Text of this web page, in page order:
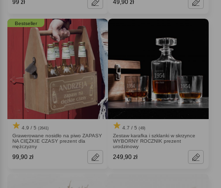
99 zł 49,90 zł
Bestseller
4.9 / 5 (2641)
Grawerowane nosidło na piwo ZAPASY
NA CIĘŻKIE CZASY prezent dla
mężczyzny
99,90 zł
4.7 / 5 (49)
Zestaw karafka i szklanki w skrzynce
WYBORNY ROCZNIK prezent
urodzinowy
249,90 zł